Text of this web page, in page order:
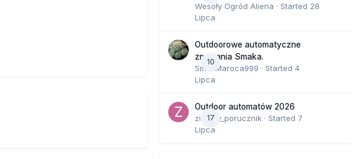
Wesoły Ogród Aliena · Started 28
Lipca
10
Outdoorowe automatyczne
zmagania Smaka.
SmakMaroca999 · Started 4
Lipca
17
Outdoor automatów 2026
zielony_porucznik · Started 7
Lipca